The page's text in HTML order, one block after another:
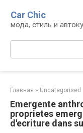
контенту
Car Chic
мода, стиль и
Поиск:
Главная » Uncategorised
Emergente
proprietes
d'ecriture dans